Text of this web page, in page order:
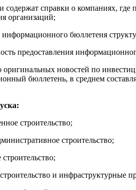
содержат справки о компаниях, где
организаций;
бюллетеня
предоставления
оригинальных новостей по
бюллетень, в среднем
строительство;
строительство;
и инфраструктурные